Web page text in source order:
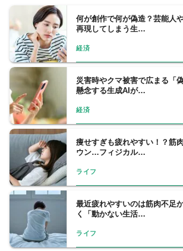
らし方や食育を提案して
武夫氏との共著「サバの味
すすむ」（日経プレミア
何が創作で何が偽造？芸能人
再現してしまう生…
経済
災害時やクマ被害で広まる「
懸念する生成AIが…
経済
痩せすぎも疲れやすい！？筋
ウン…フィジカル…
ライフ
最近疲れやすいのは筋肉不足
く「動かない生活…
ライフ